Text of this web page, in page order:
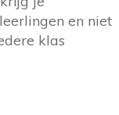
en niet
klas